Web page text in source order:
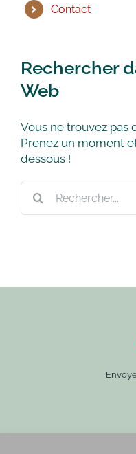
Contact
Rechercher
Web
Vous ne trouvez pas
Prenez un moment
dessous !